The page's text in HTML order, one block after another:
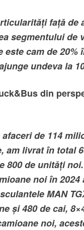
față de
segmentului de
cam de 20%
undeva la
din
de 114
am livrat în total
800 de unități noi.
noi în
MAN
și 480 de cai,
noi,